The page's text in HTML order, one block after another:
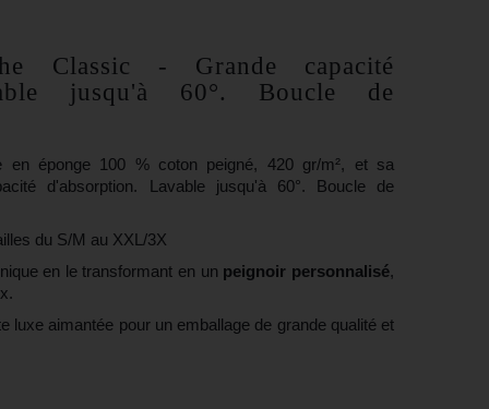
Classic - Grande capacité
jusqu'à 60°. Boucle de
en éponge 100 % coton peigné, 420 gr/m², et sa
d'absorption. Lavable jusqu'à 60°. Boucle de
du S/M au XXL/3X
en le transformant en un peignoir personnalisé,
luxe aimantée pour un emballage de grande qualité et